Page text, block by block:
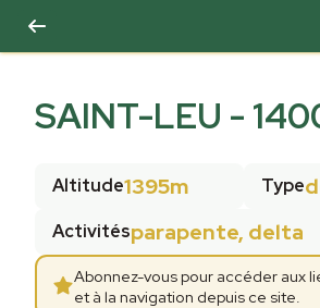
SAINT-LEU -
Altitude1395m Type
Activitésparapente, delta
Abonnez-vous pour accéder aux
et à la navigation depuis ce site.